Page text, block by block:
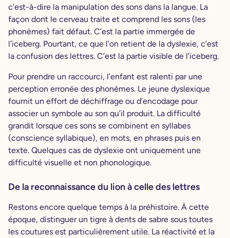
c’est-à-dire la manipulation des sons dans la langue. La
façon dont le cerveau traite et comprend les sons (les
phonèmes) fait défaut. C’est la partie immergée de
l’iceberg. Pourtant, ce que l’on retient de la dyslexie, c’est
la confusion des lettres. C’est la partie visible de l’iceberg.
Pour prendre un raccourci, l’enfant est ralenti par une
perception erronée des phonèmes. Le jeune dyslexique
fournit un effort de déchiffrage ou d’encodage pour
associer un symbole au son qu’il produit. La difficulté
grandit lorsque ces sons se combinent en syllabes
(conscience syllabique), en mots, en phrases puis en
texte. Quelques cas de dyslexie ont uniquement une
difficulté visuelle et non phonologique.
De la reconnaissance du lion à celle des lettres
Restons encore quelque temps à la préhistoire. À cette
époque, distinguer un tigre à dents de sabre sous toutes
les coutures est particulièrement utile. La réactivité et la